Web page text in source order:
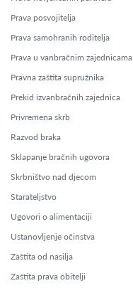
Prava posvojitelja
Prava samohranih roditelja
Prava u vanbračnim zajednicama
Pravna zaštita supružnika
Prekid izvanbračnih zajednica
Privremena skrb
Razvod braka
Sklapanje bračnih ugovora
Skrbništvo nad djecom
Starateljstvo
Ugovori o alimentaciji
Ustanovljenje očinstva
Zaštita od nasilja
Zaštita prava obitelji